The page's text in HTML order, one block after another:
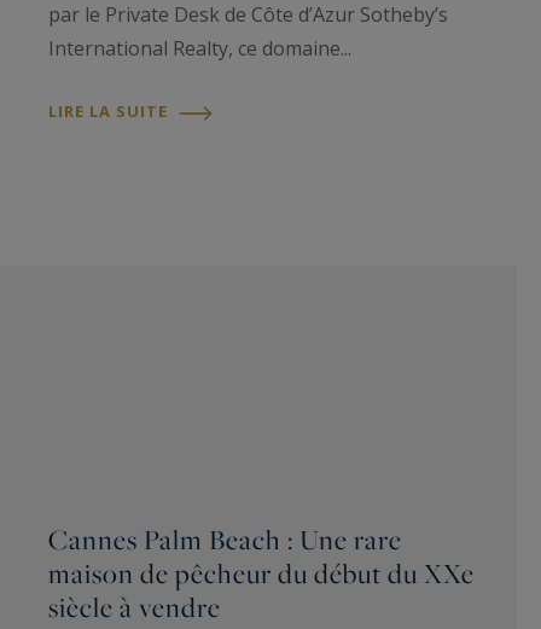
par le Private Desk de Côte d’Azur Sotheby’s
International Realty, ce domaine...
LIRE LA SUITE
Cannes Palm Beach : Une rare
maison de pêcheur du début du XXe
siècle à vendre